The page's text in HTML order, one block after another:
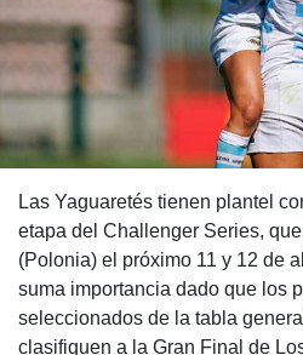
Las Yaguaretés tienen plantel
etapa del Challenger Series,
(Polonia) el próximo 11 y 12 de
suma importancia dado que los
seleccionados de la tabla
clasifiquen a la Gran Final de